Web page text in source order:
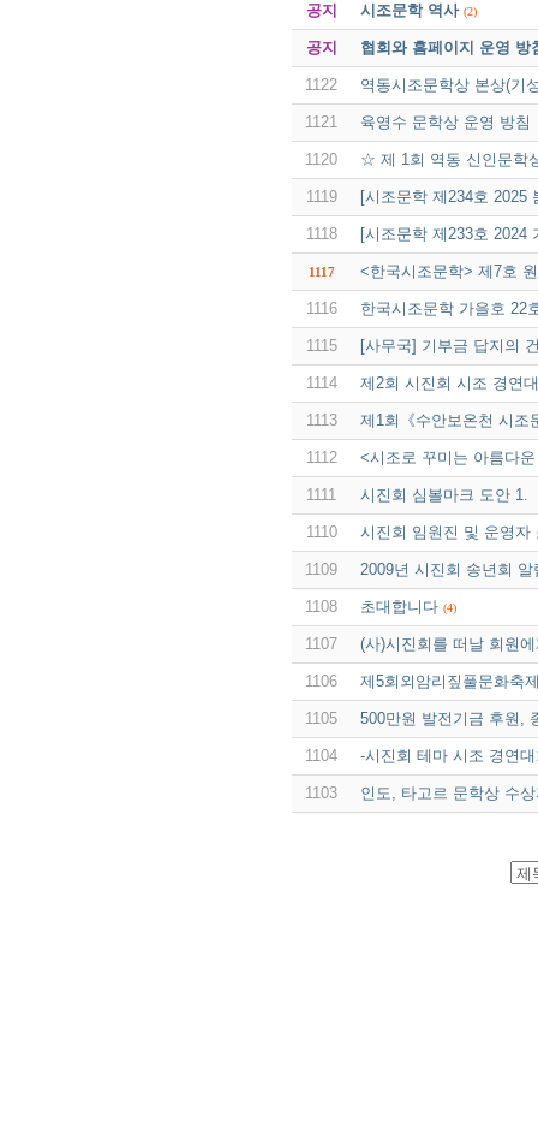
공지 시조문학 역사 (2)
공지 협회와 홈페이지 운영 방
1122 역동시조문학상 본상(기
1121 육영수 문학상 운영 방침
1120 ☆ 제 1회 역동 신인문학
1119 [시조문학 제234호 2025
1118 [시조문학 제233호 2024
1117 <한국시조문학> 제7호
1116 한국시조문학 가을호 22
1115 [사무국] 기부금 답지의
1114 제2회 시진회 시조 경연
1113 제1회《수안보온천 시
1112 <시조로 꾸미는 아름다
1111 시진회 심볼마크 도안 1.
1110 시진회 임원진 및 운영자
1109 2009년 시진회 송년회 알
1108 초대합니다 (4)
1107 (사)시진회를 떠날 회원
1106 제5회외암리짚풀문화축
1105 500만원 발전기금 후원,
1104 -시진회 테마 시조 경연대
1103 인도, 타고르 문학상 수